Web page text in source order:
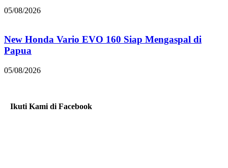
05/08/2026
New Honda Vario EVO 160 Siap Mengaspal di
Papua
05/08/2026
Ikuti Kami di Facebook